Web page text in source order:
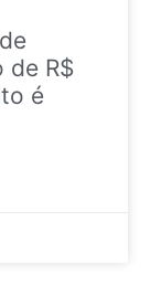
de R$
é